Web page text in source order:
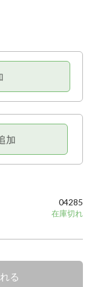
加
04285
在庫切れ
る